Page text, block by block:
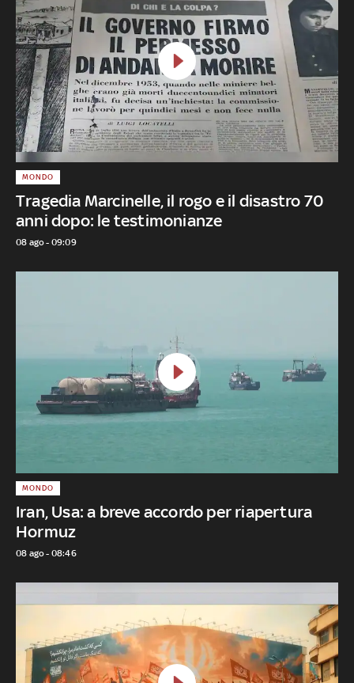
Tragedia Marcinelle, il rogo e il disastro 70
anni dopo: le testimonianze
MONDO
08 ago - 09:09
Iran, Usa: a breve accordo per riapertura
Hormuz
MONDO
08 ago - 08:46